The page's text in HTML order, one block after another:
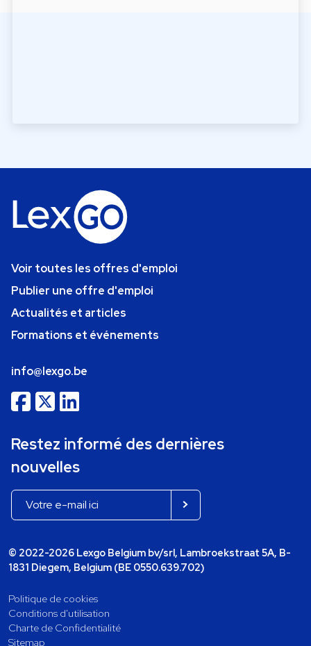
Voir toutes les offres d'emploi
Publier une offre d'emploi
Actualités et articles
Formations et événements
info@lexgo.be
Restez informé des dernières
nouvelles
© 2022-2026 Lexgo Belgium bv/srl, Lambroekstraat 5A, B-
1831 Diegem, Belgium (BE 0550.639.702)
Politique de cookies
Conditions d'utilisation
Charte de Confidentialité
Sitemap